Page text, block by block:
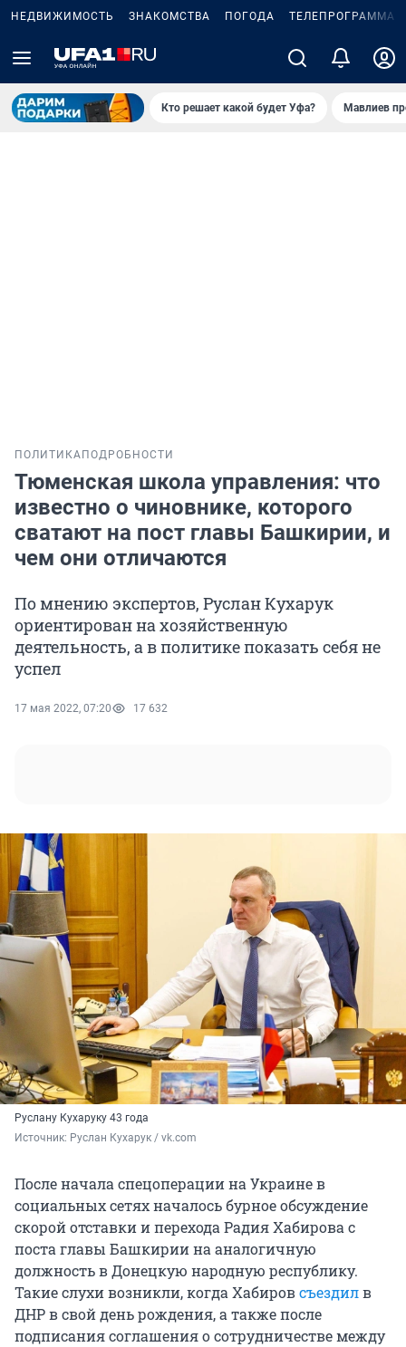
НЕДВИЖИМОСТЬ ЗНАКОМСТВА ПОГОДА ТЕЛЕПРОГРАММА
Кто решает какой будет Уфа? Мавлиев
ПОЛИТИКА ПОДРОБНОСТИ
Тюменская школа управления: что
известно о чиновнике, которого
сватают на пост главы Башкирии, и
чем они отличаются
По мнению экспертов, Руслан Кухарук
ориентирован на хозяйственную
деятельность, а в политике показать себя не
успел
17 мая 2022, 07:20 17 632
Руслану Кухаруку 43 года
Источник: Руслан Кухарук / vk.com
После начала спецоперации на Украине в
социальных сетях началось бурное обсуждение
скорой отставки и перехода Радия Хабирова с
поста главы Башкирии на аналогичную
должность в Донецкую народную республику.
Такие слухи возникли, когда Хабировсъездилв
ДНР в свой день рождения, а также после
подписания соглашения о сотрудничестве между